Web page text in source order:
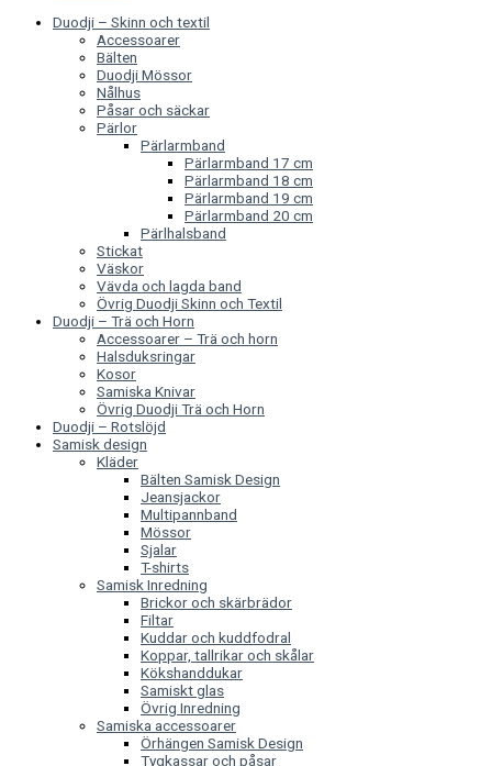
Duodji – Skinn och textil
Accessoarer
Bälten
Duodji Mössor
Nålhus
Påsar och säckar
Pärlor
Pärlarmband
Pärlarmband 17 cm
Pärlarmband 18 cm
Pärlarmband 19 cm
Pärlarmband 20 cm
Pärlhalsband
Stickat
Väskor
Vävda och lagda band
Övrig Duodji Skinn och Textil
Duodji – Trä och Horn
Accessoarer – Trä och horn
Halsduksringar
Kosor
Samiska Knivar
Övrig Duodji Trä och Horn
Duodji – Rotslöjd
Samisk design
Kläder
Bälten Samisk Design
Jeansjackor
Multipannband
Mössor
Sjalar
T-shirts
Samisk Inredning
Brickor och skärbrädor
Filtar
Kuddar och kuddfodral
Koppar, tallrikar och skålar
Kökshanddukar
Samiskt glas
Övrig Inredning
Samiska accessoarer
Örhängen Samisk Design
Tygkassar och påsar